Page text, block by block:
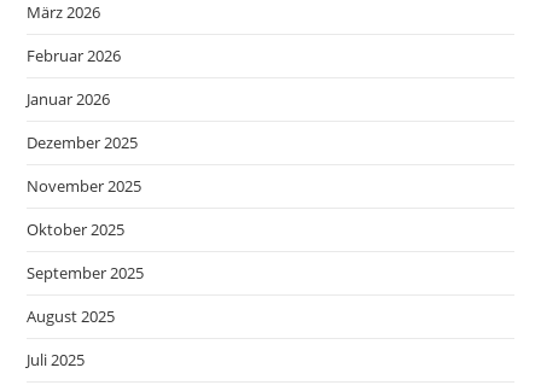
März 2026
Februar 2026
Januar 2026
Dezember 2025
November 2025
Oktober 2025
September 2025
August 2025
Juli 2025